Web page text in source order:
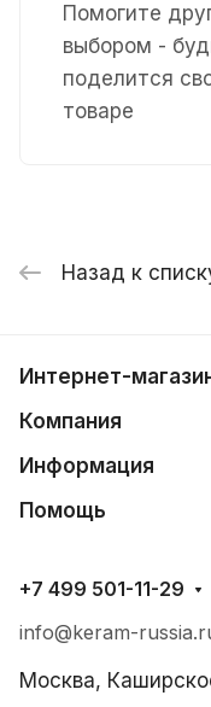
Помогите
выбором -
поделится
товаре
Назад к
Интернет-
Компания
Информация
Помощь
+7 499 501-11-29
info@keram-
Москва,